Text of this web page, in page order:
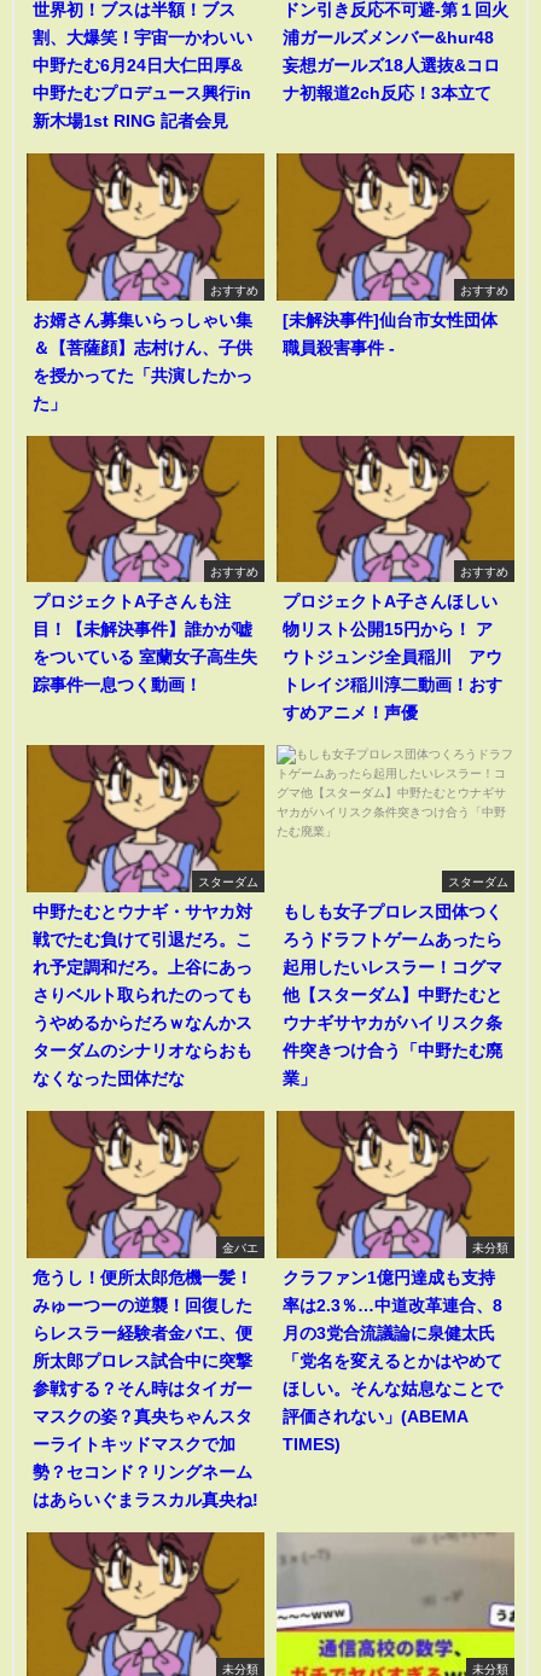
世界初！ブスは半額！ブス
割、大爆笑！宇宙一かわいい
中野たむ6月24日大仁田厚&
中野たむプロデュース興行in
新木場1st RING 記者会見
ドン引き反応不可避-第１回火
浦ガールズメンバー&hur48
妄想ガールズ18人選抜&コロ
ナ初報道2ch反応！3本立て
おすすめ
お婿さん募集いらっしゃい集
＆【菩薩顔】志村けん、子供
を授かってた「共演したかっ
た」
おすすめ
[未解決事件]仙台市女性団体
職員殺害事件 -
おすすめ
プロジェクトA子さんも注
目！【未解決事件】誰かが嘘
をついている 室蘭女子高生失
踪事件一息つく動画！
おすすめ
プロジェクトA子さんほしい
物リスト公開15円から！ ア
ウトジュンジ全員稲川 アウ
トレイジ稲川淳二動画！おす
すめアニメ！声優
スターダム
中野たむとウナギ・サヤカ対
戦でたむ負けて引退だろ。こ
れ予定調和だろ。上谷にあっ
さりベルト取られたのっても
うやめるからだろｗなんかス
ターダムのシナリオならおも
なくなった団体だな
スターダム
もしも女子プロレス団体つく
ろうドラフトゲームあったら
起用したいレスラー！コグマ
他【スターダム】中野たむと
ウナギサヤカがハイリスク条
件突きつけ合う「中野たむ廃
業」
金バエ
危うし！便所太郎危機一髪！
みゅーつーの逆襲！回復した
らレスラー経験者金バエ、便
所太郎プロレス試合中に突撃
参戦する？そん時はタイガー
マスクの姿？真央ちゃんスタ
ーライトキッドマスクで加
勢？セコンド？リングネーム
はあらいぐまラスカル真央ね!
未分類
クラファン1億円達成も支持
率は2.3％…中道改革連合、8
月の3党合流議論に泉健太氏
「党名を変えるとかはやめて
ほしい。そんな姑息なことで
評価されない」(ABEMA
TIMES)
未分類 未分類